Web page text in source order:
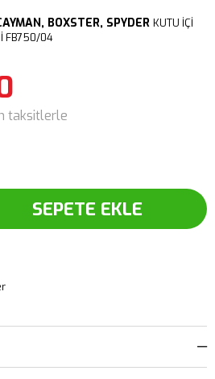
BOXSTER, SPYDER KUTU İÇİ
FB750/04
taksitlerle